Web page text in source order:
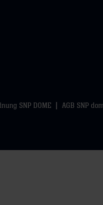
SNP DOME AGB SNP
WhatsApp